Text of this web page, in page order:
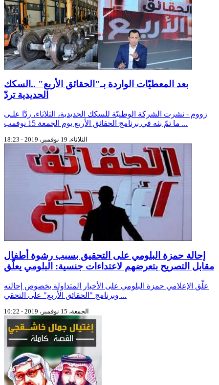
بعد المعطيّات الواردة بـ"الحقائق الأربع" ..السكك
الحديدية تردّ
زووم - نشرت الشركة الوطنيّة للسكك الحديدية، الثلاثاء، ردَّا علـى
ما تمّ بثه في برنامج الحقائق الأربع يوم الجمعة 15 نوفمب ...
الثلاثاء، 19 نوفمبر، 2019 - 18:23
إحالة حمزة البلومي على التحقيق بسبب رشوة أطفال
مقابل التصريح بتعرضهم لاعتداءات جنسية: البلومي يعلّق
علّق الإعلامي حمزة البلومي على الأخبار المتداولة بخصوص إحالته
وبرنامج "الحقائق الأربع" على التحقي ...
الجمعة، 15 نوفمبر، 2019 - 10:22